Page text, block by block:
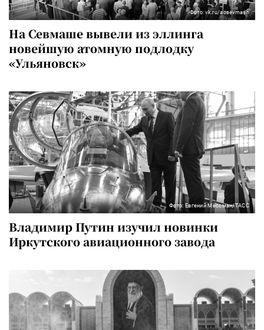
Фото: vk.ru/aosevmash
На Севмаше вывели из эллинга
новейшую атомную подлодку
«Ульяновск»
Фото: Евгений Мессман/ТАСС
Владимир Путин изучил новинки
Иркутского авиационного завода